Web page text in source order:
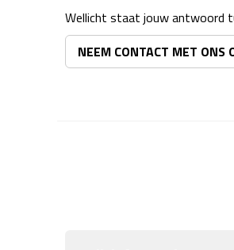
Wellicht staat jouw antwoord
NEEM CONTACT MET ONS